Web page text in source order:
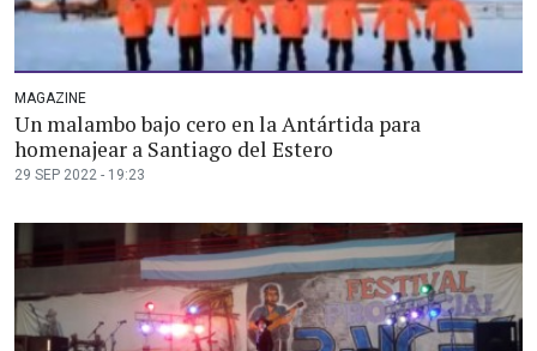
MAGAZINE
Un malambo bajo cero en la Antártida para
homenajear a Santiago del Estero
29 SEP 2022 - 19:23